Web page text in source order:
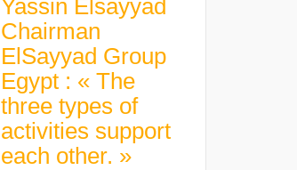
Yassin Elsayyad
Chairman
ElSayyad Group
Egypt : « The
three types of
activities support
each other. »